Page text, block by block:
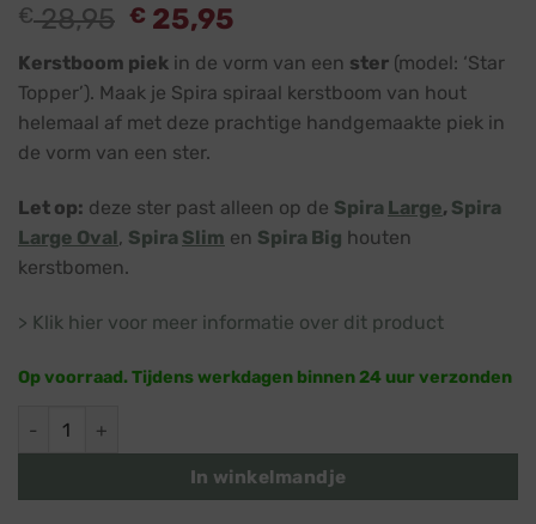
€28,95 Oorspronkelijke
prijs
was:
€ 28,95.
€ 25,95
is:
€ 25,95.
Kerstboom piek in de vorm van een ster (model: ‘Star
Topper’). Maak je Spira spiraal kerstboom van hout
helemaal af met deze prachtige handgemaakte piek in
de vorm van een ster.
Let op: deze ster past alleen op de Spira Large, Spira
Large Oval, Spira Slim en Spira Big houten
kerstbomen.
> Klik hier voor meer informatie over dit product
Op voorraad. Tijdens werkdagen binnen 24 uur verzonden
In winkelmandje